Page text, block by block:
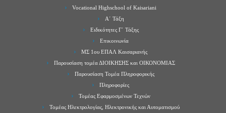
Vocational Highschool of Kaisariani
Α΄ Τάξη
Ειδικότητες Γ΄ Τάξης
Επικοινωνία
ΜΣ 1ου ΕΠΑΛ Καισαριανής
Παρουσίαση τομέα ΔΙΟΙΚΗΣΗΣ και ΟΙΚΟΝΟΜΙΑΣ
Παρουσίαση Τομέα Πληροφορικής
Πληροφορίες
Τομέας Εφαρμοσμένων Τεχνών
Τομέας Ηλεκτρολογίας, Ηλεκτρονικής και Αυτοματισμού